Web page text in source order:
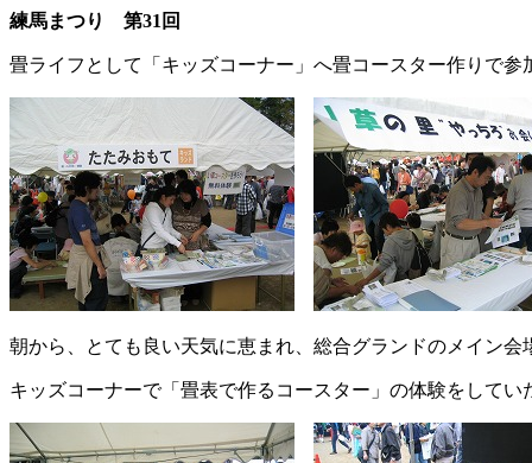
練馬まつり 第31回
畳ライフとして「キッズコーナー」へ畳コースター作りで参
朝から、とても良い天気に恵まれ、総合グランドのメイン会
キッズコーナーで「畳表で作るコースター」の体験をしてい